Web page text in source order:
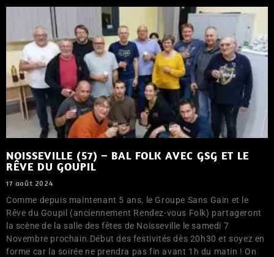
NOISSEVILLE (57) – BAL FOLK AVEC GSG ET LE
RÊVE DU GOUPIL
17 août 2024
Comme depuis maintenant 5 ans, le Groupe Sans Gain et le
Rêve du Goupil (anciennement Rendez-vous Folk) partageront
la scène de la salle des fêtes de Noisseville le samedi 7
Novembre prochain.Début des festivités dès 20h30 et soyez en
forme car la soirée ne prendra pas fin avant 1h du matin ! On